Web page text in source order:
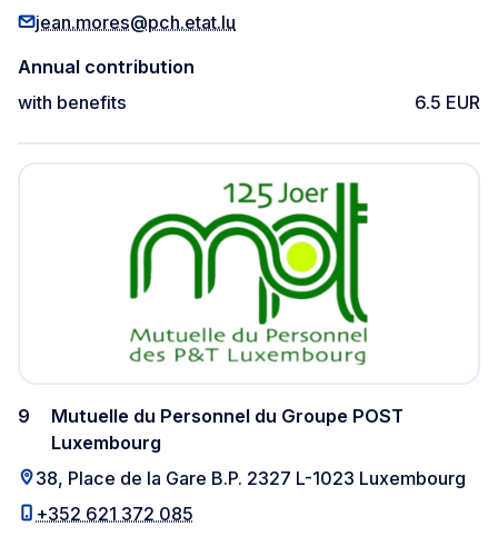
jean.mores@pch.etat.lu
Annual contribution
with benefits
6.5 EUR
Mutuelle du Personnel du Groupe POST
Luxembourg
9
38, Place de la Gare B.P. 2327 L-1023 Luxembourg
+352 621 372 085